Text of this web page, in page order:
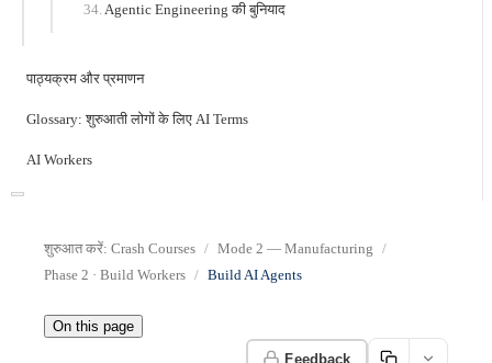
Agentic Engineering की बुनियाद
पाठ्यक्रम और प्रमाणन
Glossary: शुरुआती लोगों के लिए AI Terms
AI Workers
शुरुआत करें: Crash Courses
Mode 2 — Manufacturing
Phase 2 · Build Workers
Build AI Agents
On this page
Feedback